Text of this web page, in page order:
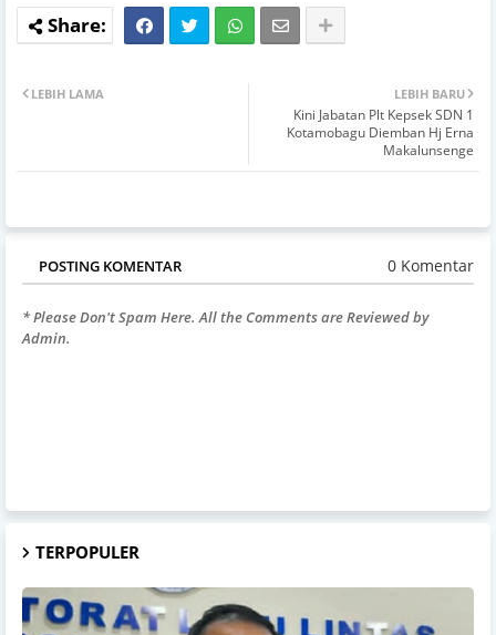
LEBIH BARU
Kini Jabatan Plt Kepsek SDN 1
Kotamobagu Diemban Hj Erna
Makalunsenge
LEBIH LAMA
POSTING KOMENTAR 0 Komentar
* Please Don't Spam Here. All the Comments are Reviewed by
Admin.
TERPOPULER